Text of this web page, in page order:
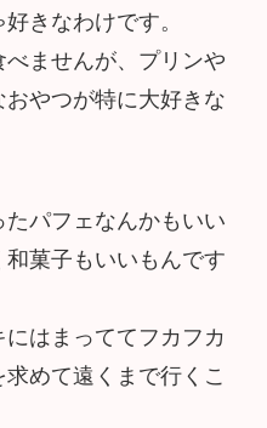
きなわけです。
ませんが、プリンや
やつが特に大好きな
パフェなんかもいい
菓子もいいもんです
はまっててフカフカ
めて遠くまで行くこ